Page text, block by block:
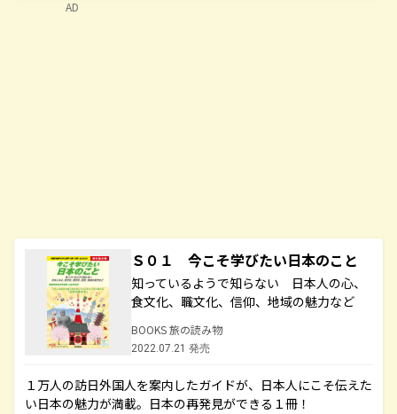
Ｓ０１ 今こそ学びたい日本のこと
知っているようで知らない 日本人の心、
食文化、職文化、信仰、地域の魅力など
BOOKS 旅の読み物
2022.07.21 発売
１万人の訪日外国人を案内したガイドが、日本人にこそ伝えた
い日本の魅力が満載。日本の再発見ができる１冊！
AD